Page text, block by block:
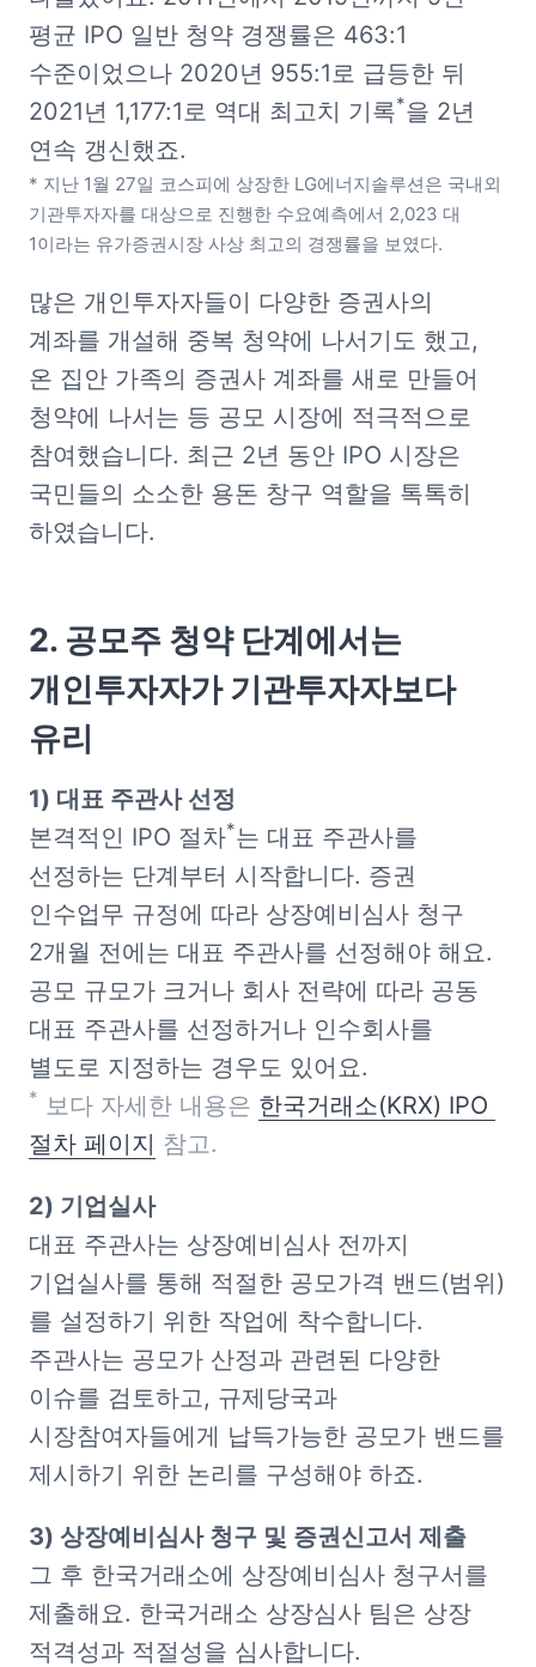
평균 IPO 일반 청약 경쟁률은 463:1
수준이었으나 2020년 955:1로 급등한 뒤
2021년 1,177:1로 역대 최고치 기록*을 2년
* 지난 1월 27일 코스피에 상장한 LG에너지솔루션은 국내외
기관투자자를 대상으로 진행한 수요예측에서 2,023 대
1이라는 유가증권시장 사상 최고의 경쟁률을 보였다.
많은 개인투자자들이 다양한 증권사의
계좌를 개설해 중복 청약에 나서기도 했고,
온 집안 가족의 증권사 계좌를 새로 만들어
청약에 나서는 등 공모 시장에 적극적으로
참여했습니다. 최근 2년 동안 IPO 시장은
국민들의 소소한 용돈 창구 역할을 톡톡히
하였습니다.
2. 공모주 청약 단계에서는
개인투자자가 기관투자자보다
유리
본격적인 IPO 절차*는 대표 주관사를
선정하는 단계부터 시작합니다. 증권
인수업무 규정에 따라 상장예비심사 청구
2개월 전에는 대표 주관사를 선정해야 해요.
공모 규모가 크거나 회사 전략에 따라 공동
대표 주관사를 선정하거나 인수회사를
* 보다 자세한 내용은 한국거래소(KRX) IPO
절차 페이지 참고.
대표 주관사는 상장예비심사 전까지
기업실사를 통해 적절한 공모가격 밴드(범위)
를 설정하기 위한 작업에 착수합니다.
주관사는 공모가 산정과 관련된 다양한
이슈를 검토하고, 규제당국과
시장참여자들에게 납득가능한 공모가 밴드를
제시하기 위한 논리를 구성해야 하죠.
그 후 한국거래소에 상장예비심사 청구서를
제출해요. 한국거래소 상장심사 팀은 상장
적격성과 적절성을 심사합니다.